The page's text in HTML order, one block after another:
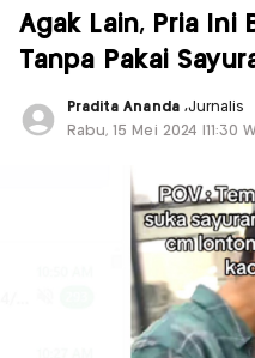
Agak Lain, Pria Ini
Tanpa Pakai
Pradita Ananda ,Jurnalis
Rabu, 15 Mei 2024 |11:30